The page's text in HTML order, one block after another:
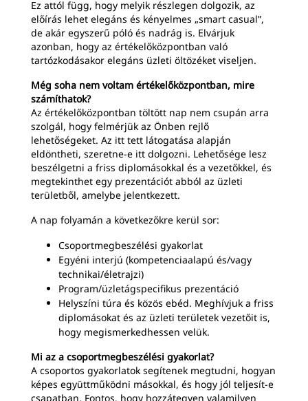
Ez attól függ, hogy melyik részlegen dolgozik, az
előírás lehet elegáns és kényelmes „smart casual”,
de akár egyszerű póló és nadrág is. Elvárjuk
azonban, hogy az értékelőközpontban való
tartózkodásakor elegáns üzleti öltözéket viseljen.
Még soha nem voltam értékelőközpontban, mire
számíthatok?
Az értékelőközpontban töltött nap nem csupán arra
szolgál, hogy felmérjük az Önben rejlő
lehetőségeket. Az itt tett látogatása alapján
eldöntheti, szeretne-e itt dolgozni. Lehetősége lesz
beszélgetni a friss diplomásokkal és a vezetőkkel, és
megtekinthet egy prezentációt abból az üzleti
területből, amelybe jelentkezett.
A nap folyamán a következőkre kerül sor:
Csoportmegbeszélési gyakorlat
Egyéni interjú (kompetenciaalapú és/vagy
technikai/életrajzi)
Program/üzletágspecifikus prezentáció
Helyszíni túra és közös ebéd. Meghívjuk a friss
diplomásokat és az üzleti területek vezetőit is,
hogy megismerkedhessen velük.
Mi az a csoportmegbeszélési gyakorlat?
A csoportos gyakorlatok segítenek megtudni, hogyan
képes együttműködni másokkal, és hogy jól teljesít-e
csapatban. Fontos, hogy hozzátegyen valamilyen